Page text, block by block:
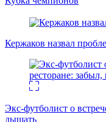
Кержаков назвал
Экс-футболист о
дышать